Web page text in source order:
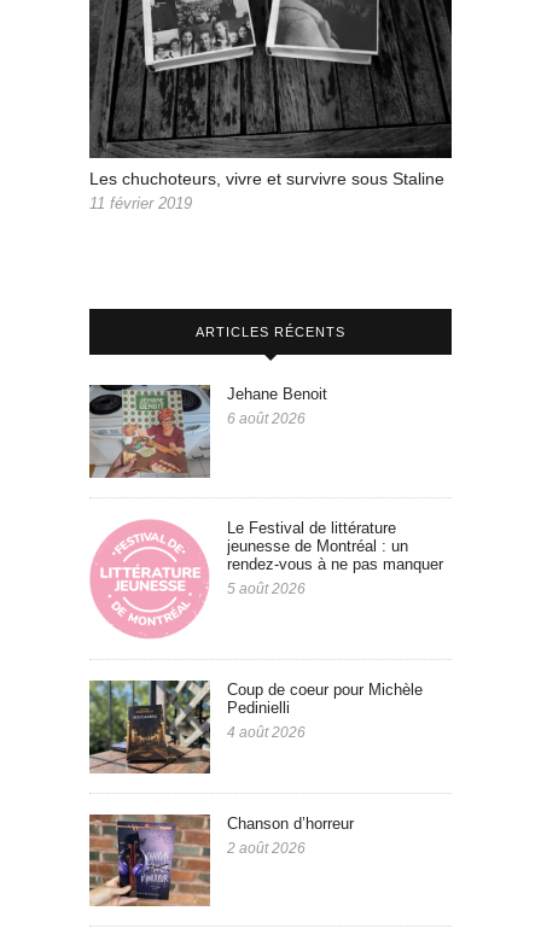
Les chuchoteurs, vivre et survivre sous Staline
11 février 2019
ARTICLES RÉCENTS
Jehane Benoit
6 août 2026
Le Festival de littérature
jeunesse de Montréal : un
rendez-vous à ne pas manquer
5 août 2026
Coup de coeur pour Michèle
Pedinielli
4 août 2026
Chanson d’horreur
2 août 2026